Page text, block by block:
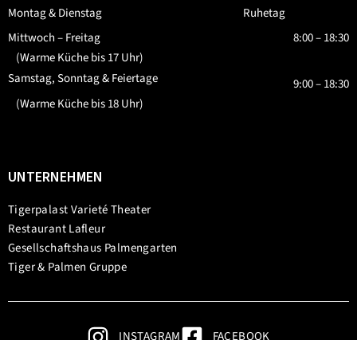
Montag & Dienstag
Ruhetag
Mittwoch – Freitag
8:00 – 18:30
(Warme Küche bis 17 Uhr)
Samstag, Sonntag & Feiertage
9:00 – 18:30
(Warme Küche bis 18 Uhr)
UNTERNEHMEN
Tigerpalast Varieté Theater
Restaurant Lafleur
Gesellschaftshaus Palmengarten
Tiger & Palmen Gruppe
INSTAGRAM FACEBOOK